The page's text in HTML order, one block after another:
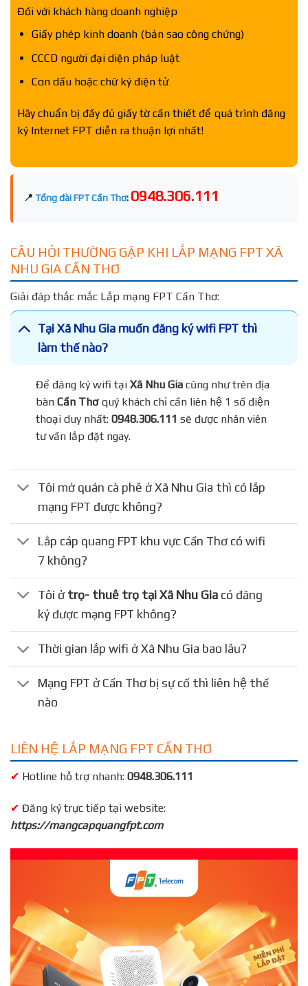
Đối với khách hàng doanh nghiệp
Giấy phép kinh doanh (bản sao công chứng)
CCCD người đại diện pháp luật
Con dấu hoặc chữ ký điện tử
Hãy chuẩn bị đầy đủ giấy tờ cần thiết để quá trình đăng
ký Internet FPT diễn ra thuận lợi nhất!
📍 Tổng đài FPT Cần Thơ: 0948.306.111
CÂU HỎI THƯỜNG GẶP KHI LẮP MẠNG FPT XÃ
NHU GIA CẦN THƠ
Giải đáp thắc mắc Lắp mạng FPT Cần Thơ:
Tại Xã Nhu Gia muốn đăng ký wifi FPT thì
làm thế nào?
Để đăng ký wifi tạiXã Nhu Giacũng như trên địa
bànCần Thơquý khách chỉ cần liên hệ 1 số điện
thoại duy nhất:0948.306.111 sẽ được nhân viên
tư vấn lắp đặt ngay.
Tôi mở quán cà phê ở Xã Nhu Gia thì có lắp
mạng FPT được không?
Lắp cáp quang FPT khu vực Cần Thơ có wifi
7 không?
Tôi ở trọ- thuê trọ tại Xã Nhu Gia có đăng
ký được mạng FPT không?
Thời gian lắp wifi ở Xã Nhu Gia bao lâu?
Mạng FPT ở Cần Thơ bị sự cố thì liên hệ thế
nào
LIÊN HỆ LẮP MẠNG FPT CẦN THƠ
✔ Hotline hỗ trợ nhanh: 0948.306.111
✔ Đăng ký trực tiếp tại website:
https://mangcapquangfpt.com